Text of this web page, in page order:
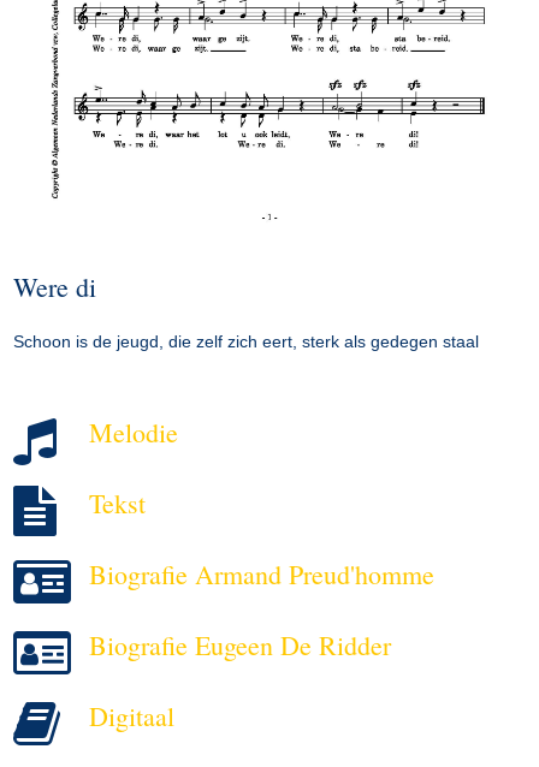
Were di
Schoon is de jeugd, die zelf zich eert, sterk als gedegen staal
Melodie
Tekst
Biografie Armand Preud'homme
Biografie Eugeen De Ridder
Digitaal